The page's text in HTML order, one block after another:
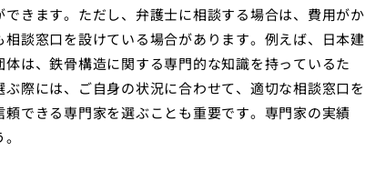
きます。ただし、弁護士に相談する場合は、費用がか
談窓口を設けている場合があります。例えば、日本建
は、鉄骨構造に関する専門的な知識を持っているた
際には、ご自身の状況に合わせて、適切な相談窓口を
できる専門家を選ぶことも重要です。専門家の実績